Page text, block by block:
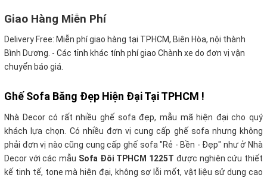
Giao Hàng Miễn Phí
Delivery Free: Miễn phí giao hàng tại TPHCM, Biên Hòa, nội thành
Bình Dương. - Các tỉnh khác tính phí giao Chành xe do đơn vị vận
chuyển báo giá.
Ghế Sofa Băng Đẹp Hiện Đại Tại TPHCM !
Nhà Decor có rất nhiều ghế sofa đẹp, mẫu mã hiện đại cho quý
khách lựa chọn. Có nhiều đơn vị cung cấp ghế sofa nhưng không
phải đơn vị nào cũng cung cấp ghế sofa "Rẻ - Bền - Đẹp" như ở Nhà
Decor với các mẫu Sofa Đôi TPHCM 1225T được nghiên cứu thiết
kế tinh tế, tone mà hiện đại, không sợ lỗi mốt, vật liệu sử dụng cao